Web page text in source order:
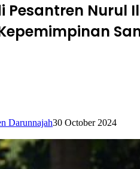
Pesantren Nurul
Darunnajah30 October 2024